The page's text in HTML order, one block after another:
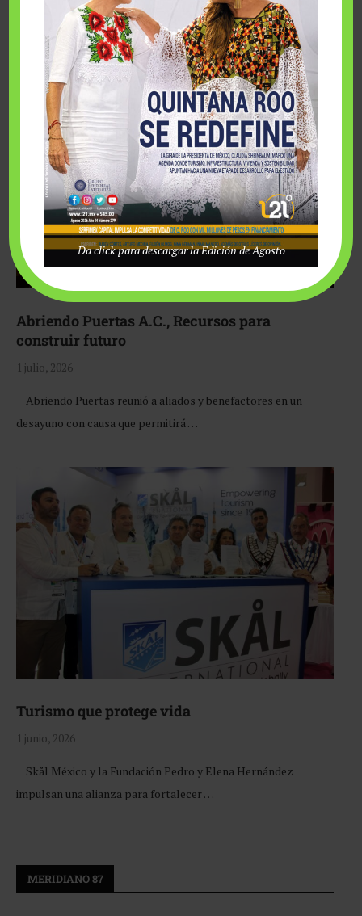
Fairmont Mayakoba y Make-A-Wish México unieron
esfuerzos para hacer realidad el deseo de una …
Abriendo Puertas A.C., Recursos para
construir futuro
1 julio, 2026
Abriendo Puertas reunió a aliados y benefactores en un
desayuno con causa que permitirá …
Turismo que protege vida
1 junio, 2026
Skål México y la Fundación Pedro y Elena Hernández
impulsan una alianza para fortalecer …
MERIDIANO 87
Da click para descargar la Edición de Agosto